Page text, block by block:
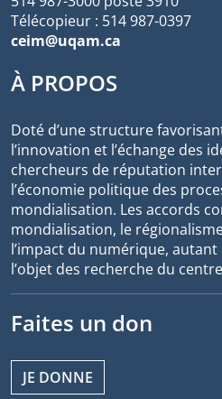
Télécopieur : 514 987-0397
ceim@uqam.ca
À PROPOS
Doté d’une structure
l’innovation et l’échange des
chercheurs de réputation
l’économie politique des
mondialisation. Les accords
mondialisation, le
l’impact du numérique,
l’objet des recherche du
Faites un don
JE DONNE